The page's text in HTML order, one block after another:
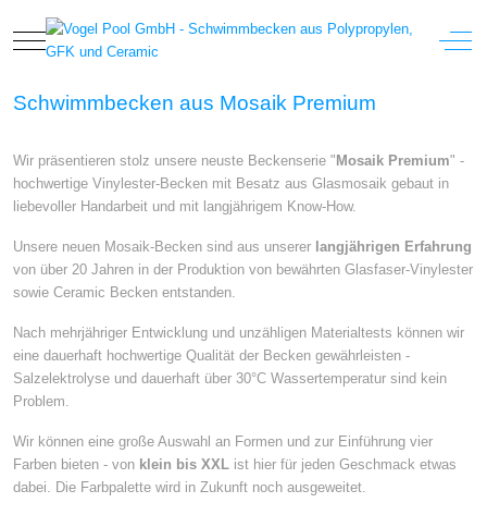
Mobile Menu Toggle Off-
Schwimmbecken aus Mosaik Premium
Wir präsentieren stolz unsere neuste Beckenserie " Mosaik Premium" -
hochwertige Vinylester-Becken mit Besatz aus Glasmosaik gebaut in
liebevoller Handarbeit und mit langjährigem Know-How.
Unsere neuen Mosaik-Becken sind aus unserer langjährigen Erfahrung
von über 20 Jahren in der Produktion von bewährten Glasfaser-Vinylester
sowie Ceramic Becken entstanden.
Nach mehrjähriger Entwicklung und unzähligen Materialtests können wir
eine dauerhaft hochwertige Qualität der Becken gewährleisten -
Salzelektrolyse und dauerhaft über 30°C Wassertemperatur sind kein
Problem.
Wir können eine große Auswahl an Formen und zur Einführung vier
Farben bieten - von klein bis XXL ist hier für jeden Geschmack etwas
dabei. Die Farbpalette wird in Zukunft noch ausgeweitet.